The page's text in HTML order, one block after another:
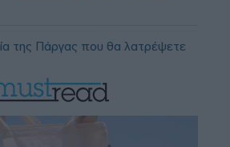
της Πάργας που θα λατρέψετε